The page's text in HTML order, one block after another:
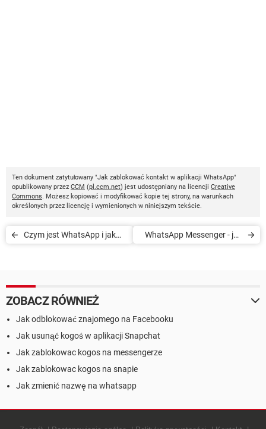
Ten dokument zatytułowany "Jak zablokować kontakt w aplikacji WhatsApp"
opublikowany przez CCM (pl.ccm.net) jest udostępniany na licencji Creative
Commons. Możesz kopiować i modyfikować kopie tej strony, na warunkach
określonych przez licencję i wymienionych w niniejszym tekście.
Czym jest WhatsApp i jak
WhatsApp Messenger - jak
ZOBACZ RÓWNIEŻ
Jak odblokować znajomego na Facebooku
Jak usunąć kogoś w aplikacji Snapchat
Jak zablokowac kogos na messengerze
Jak zablokowac kogos na snapie
Jak zmienić nazwę na whatsapp